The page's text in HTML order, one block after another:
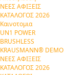
ΝΕΕΣ ΑΦΙΞΕΙΣ
ΚΑΤΑΛΟΓΟΣ 2026
Καινοτομια
UN1 POWER
BRUSHLESS
KRAUSMANN® DEMO
ΝΕΕΣ ΑΦΙΞΕΙΣ
ΚΑΤΑΛΟΓΟΣ 2026